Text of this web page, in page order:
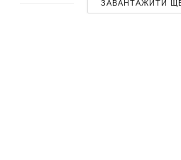
ЗАВАНТАЖИТИ